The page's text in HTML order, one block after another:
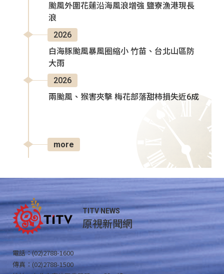
颱風外圍花蓮沿海風浪增強 鹽寮漁港現長
浪
2026
白海豚颱風暴風圈縮小 竹苗、台北山區防
大雨
2026
兩颱風、猴害夾擊 梅花部落甜柿損失近6成
more
TITV NEWS
原視新聞網
電話：(02)2788-1600
傳真：(02)2788-1500